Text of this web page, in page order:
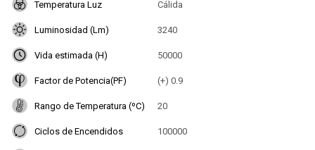
Temperatura Luz Cálida
Luminosidad (Lm) 3240
Vida estimada (H) 50000
Factor de Potencia(PF) (+) 0.9
Rango de Temperatura (ºC) 20
Ciclos de Encendidos 100000